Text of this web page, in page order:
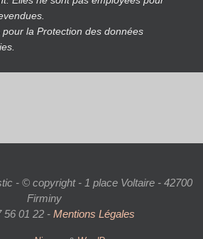
pour la Protection des données
- © copyright - 1 place Voltaire - 42700
Firminy
56 01 22 - Mentions Légales